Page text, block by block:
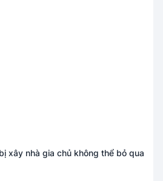
xây nhà gia chủ không thể bỏ qua